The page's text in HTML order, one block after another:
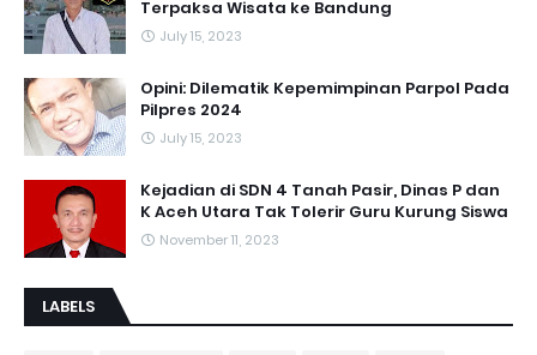
Terpaksa Wisata ke Bandung
July 15, 2023
Opini: Dilematik Kepemimpinan Parpol Pada
Pilpres 2024
July 15, 2023
Kejadian di SDN 4 Tanah Pasir, Dinas P dan
K Aceh Utara Tak Tolerir Guru Kurung Siswa
November 11, 2023
LABELS